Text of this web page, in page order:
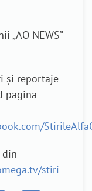
„AO NEWS”
și reportaje
pagina
stiri